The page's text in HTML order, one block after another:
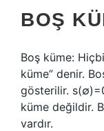
BOŞ
Boş küme:
küme” denir.
gösterilir.
küme değildir.
vardır.